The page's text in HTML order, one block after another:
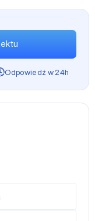
Odpowiedź w 24h